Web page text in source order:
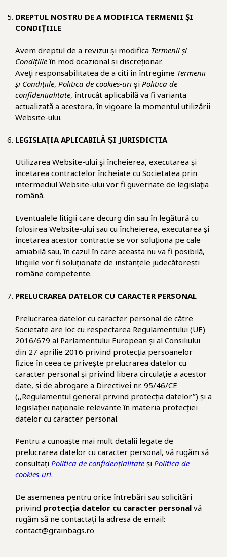
DREPTUL NOSTRU DE A MODIFICA TERMENII ȘI
CONDIȚIILE
Avem dreptul de a revizui şi modifica Termenii și
Condițiile în mod ocazional și discreționar.
Aveţi responsabilitatea de a citi în întregime Termenii
și Condițiile, Politica de cookies-uri şi Politica de
confidenţialitate, întrucât aplicabilă va fi varianta
actualizată a acestora, în vigoare la momentul utilizării
Website-ului.
LEGISLAŢIA APLICABILĂ ŞI JURISDICŢIA
Utilizarea Website-ului şi încheierea, executarea și
încetarea contractelor încheiate cu Societatea prin
intermediul Website-ului vor fi guvernate de legislaţia
română.
Eventualele litigii care decurg din sau în legătură cu
folosirea Website-ului sau cu încheierea, executarea și
încetarea acestor contracte se vor soluționa pe cale
amiabilă sau, în cazul în care aceasta nu va fi posibilă,
litigiile vor fi soluționate de instanțele judecătorești
române competente.
PRELUCRAREA DATELOR CU CARACTER PERSONAL
Prelucrarea datelor cu caracter personal de către
Societate are loc cu respectarea Regulamentului (UE)
2016/679 al Parlamentului European și al Consiliului
din 27 aprilie 2016 privind protecția persoanelor
fizice în ceea ce privește prelucrarea datelor cu
caracter personal și privind libera circulație a acestor
date, și de abrogare a Directivei nr. 95/46/CE
(,,Regulamentul general privind protecția datelor’’) și a
legislației naționale relevante în materia protecției
datelor cu caracter personal.
Pentru a cunoaște mai mult detalii legate de
prelucrarea datelor cu caracter personal, vă rugăm să
consultați Politica de confidențialitate și Politica de
cookies-uri.
De asemenea pentru orice întrebări sau solicitări
privind protecția datelor cu caracter personal vă
rugăm să ne contactați la adresa de email:
contact@grainbags.ro